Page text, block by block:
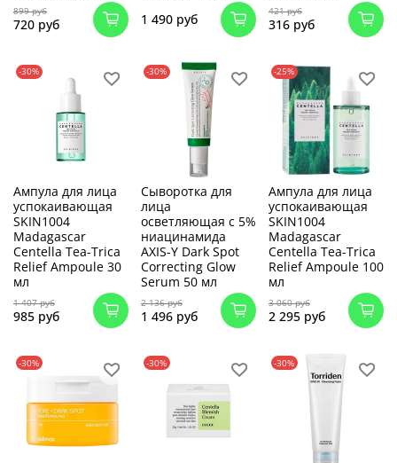
899 руб
720 руб
1 490 руб
421 руб
316 руб
-30%
Ампула для лица
успокаивающая
SKIN1004
Madagascar
Centella Tea-Trica
Relief Ampoule 30
мл
1 407 руб
985 руб
-30%
Сыворотка для
лица
осветляющая с 5%
ниацинамида
AXIS-Y Dark Spot
Correcting Glow
Serum 50 мл
2 136 руб
1 496 руб
-25%
Ампула для лица
успокаивающая
SKIN1004
Madagascar
Centella Tea-Trica
Relief Ampoule 100
мл
3 060 руб
2 295 руб
-30% -30% -30%